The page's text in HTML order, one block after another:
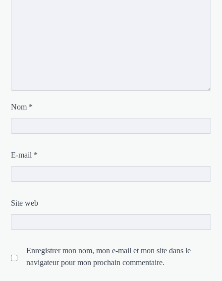
Nom *
E-mail *
Site web
Enregistrer mon nom, mon e-mail et mon site dans le
navigateur pour mon prochain commentaire.